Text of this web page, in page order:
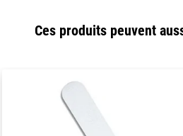
Ces produits peuvent